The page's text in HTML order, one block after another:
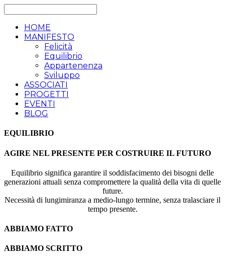
HOME
MANIFESTO
Felicità
Equilibrio
Appartenenza
Sviluppo
ASSOCIATI
PROGETTI
EVENTI
BLOG
EQUILIBRIO
AGIRE NEL PRESENTE PER COSTRUIRE IL FUTURO
Equilibrio significa garantire il soddisfacimento dei bisogni delle
generazioni attuali senza compromettere la qualità della vita di quelle
future.
Necessità di lungimiranza a medio-lungo termine, senza tralasciare il
tempo presente.
ABBIAMO FATTO
ABBIAMO SCRITTO